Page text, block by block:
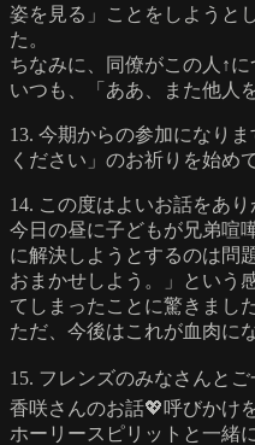
姿を見る」ことをしようと
た。
ちなみに、同僚がこの人↑
いつも、「ああ、また他人
13. 今期からの参加になり
ください」のお祈りを始め
14. この度はよいお話をあり
今日の昼に子どもが兄弟喧
に解決しようとするのは問
おまかせしよう。」という
てしまったことに驚きまし
ただ、今後はこれが血肉に
15. フレンズのみなさんと
香咲さんのお話💖呼びかけ
ホーリースピリットと一緒